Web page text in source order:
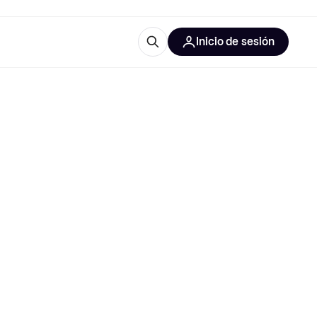
Inicio de sesión